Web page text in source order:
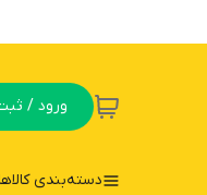
ورود /
دسته‌بندی